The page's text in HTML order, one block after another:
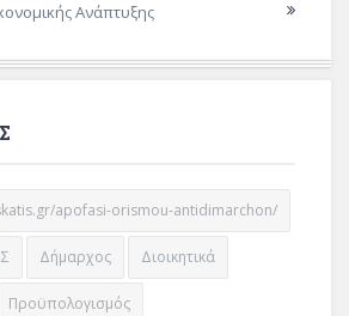
Ανάπτυξης
apofasi-orismou-antidimarchon/
Δήμαρχος Διοικητικά
Προϋπολογισμός